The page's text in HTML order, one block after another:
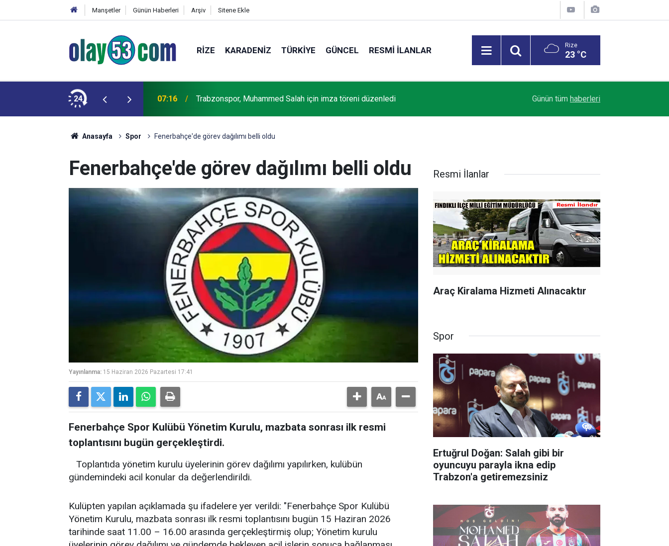
Manşetler Günün Haberleri Arşiv Sitene Ekle
RIZE KARADENIZ TÜRKIYE GÜNCEL RESMI İLANLAR Rize
23 °C
24
parayla ikna edip Trabzon'a
07:16 Trabzonspor, Muhammed Salah için imza töreni düzenledi Günün tüm haberleri
Anasayfa Spor Fenerbahçe'de görev dağılımı belli oldu
Fenerbahçe'de görev dağılımı belli oldu
Yayınlanma: 15 Haziran 2026 Pazartesi 17:41
Fenerbahçe Spor Kulübü Yönetim Kurulu, mazbata sonrası ilk resmi
toplantısını bugün gerçekleştirdi.
Toplantıda yönetim kurulu üyelerinin görev dağılımı yapılırken, kulübün
gündemindeki acil konular da değerlendirildi.
Kulüpten yapılan açıklamada şu ifadelere yer verildi: "Fenerbahçe Spor Kulübü
Yönetim Kurulu, mazbata sonrası ilk resmi toplantısını bugün 15 Haziran 2026
tarihinde saat 11.00 – 16.00 arasında gerçekleştirmiş olup; Yönetim kurulu
Resmi İlanlar
Araç Kiralama Hizmeti Alınacaktır
Spor
Ertuğrul Doğan: Salah gibi bir
oyuncuyu parayla ikna edip
Trabzon'a getiremezsiniz